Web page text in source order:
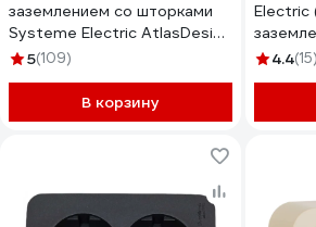
заземлением со шторками
Systeme Electric AtlasDesign
Profi IP54, 16 АХ, 250 В,
ATN543026
5(109)
В корзину
Electric
В, 4.4(15)